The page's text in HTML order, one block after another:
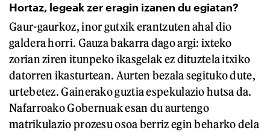
Hortaz, legeak zer eragin izanen du egiatan?
Gaur-gaurkoz, inor gutxik erantzuten ahal dio
galdera horri. Gauza bakarra dago argi: ixteko
zorian ziren itunpeko ikasgelak ez dituztela itxiko
datorren ikasturtean. Aurten bezala segituko dute,
urtebetez. Gainerako guztia espekulazio hutsa da.
Nafarroako Gobernuak esan du aurtengo
matrikulazio prozesu osoa berriz egin beharko dela